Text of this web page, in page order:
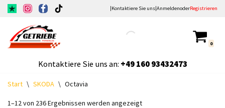
Inhalt
springen
|Kontaktiere Sie uns|AnmeldenoderRegistrieren
0
Kontaktiere Sie uns an: +49160 93432473
Start \ SKODA \ Octavia
1–12 von 236 Ergebnissen werden angezeigt